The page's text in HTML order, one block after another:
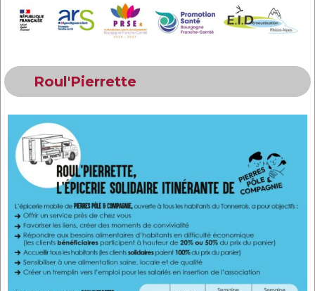
Roul'Pierrette